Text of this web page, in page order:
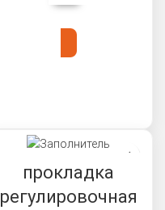
прокладка
регулировочная